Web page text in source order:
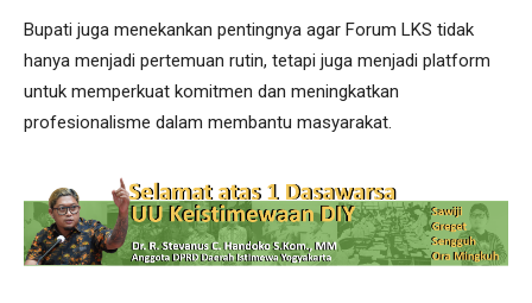
Bupati juga menekankan pentingnya agar Forum LKS tidak
hanya menjadi pertemuan rutin, tetapi juga menjadi platform
untuk memperkuat komitmen dan meningkatkan
profesionalisme dalam membantu masyarakat.